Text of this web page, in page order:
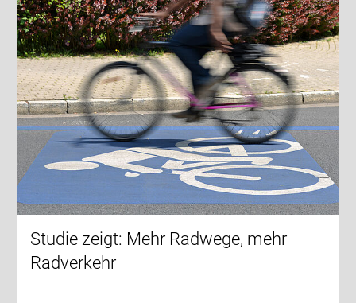
Studie zeigt: Mehr Radwege, mehr
Radverkehr